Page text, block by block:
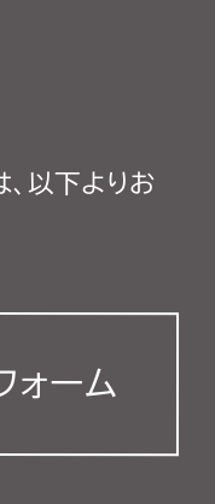
以下よりお
ォーム